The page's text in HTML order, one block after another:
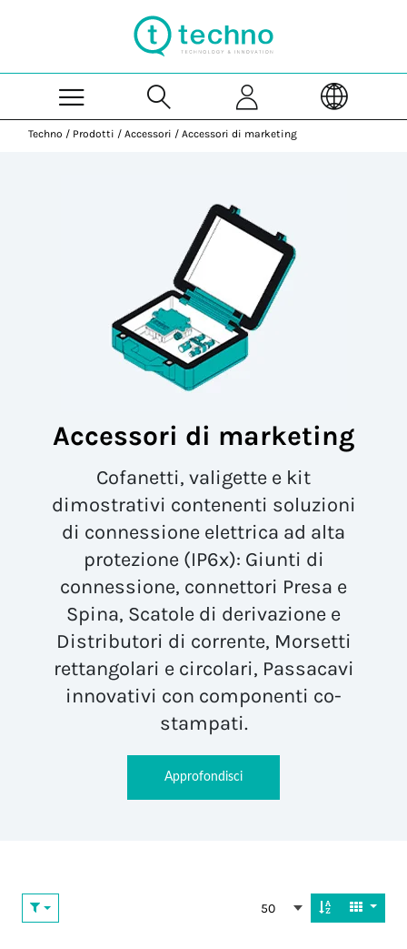
Techno / Prodotti / Accessori / Accessori di marketing
Accessori di marketing
Cofanetti, valigette e kit
dimostrativi contenenti soluzioni
di connessione elettrica ad alta
protezione (IP6x): Giunti di
connessione, connettori Presa e
Spina, Scatole di derivazione e
Distributori di corrente, Morsetti
rettangolari e circolari, Passacavi
innovativi con componenti co-
stampati.
Approfondisci
50